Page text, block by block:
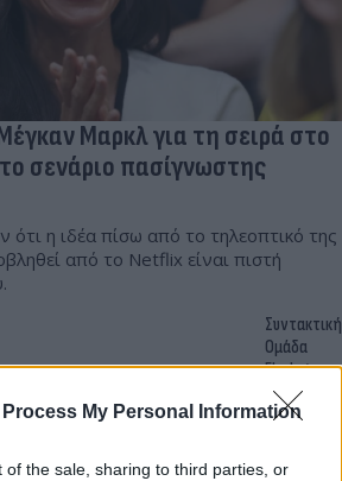
Process My Personal Information
of the sale, sharing to third parties, or
Μαρκλ για τη σειρά στο
σενάριο πασίγνωστης
ότι η ιδέα πίσω από το τηλεοπτικό της
από το Netflix είναι πιστή
Συντακτική
Ομάδα
Flash.gr